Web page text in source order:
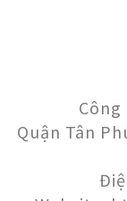
Công
Quận Tân